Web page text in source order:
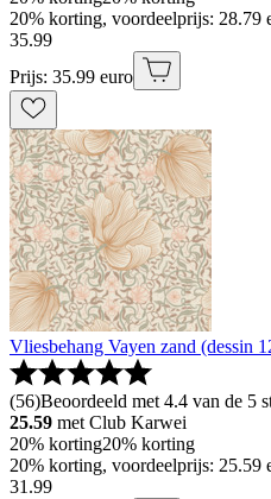
20% korting, voordeelprijs: 28.79
35.99
Prijs: 35.99 euro
Vliesbehang Vayen zand (dessin
(56)Beoordeeld met 4.4 van de 5
25.59 met Club Karwei
20% korting20% korting
20% korting, voordeelprijs: 25.59
31 .99